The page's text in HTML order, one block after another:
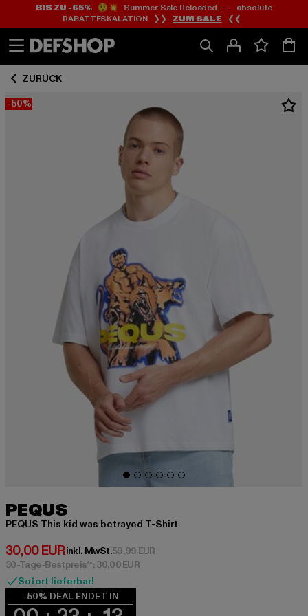
Zum
Inhalt
springen
Zum
Fußzeile
springen
BIS ZU -65%😲💥 Summer Sale Reloaded — absolute
RABATTESKALATION ❯❯ ZUM SALE ❮❮
ZURÜCK
-50%
PEQUS
PEQUS This kid was betrayed T-Shirt
30,00 EUR
Derzeitiger Preis: 30,00 EUR
inkl. MwSt.59,99 EURAktionspreis: 59,99 EUR
30-Tage-Bestpreis**: 30,00 EUR
Sofort lieferbar!
-50% DEAL ENDET IN